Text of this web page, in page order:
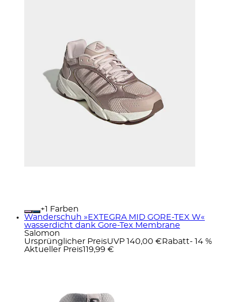
+
Farben
Wanderschuh »EXTEGRA MID GORE-TEX W«
wasserdicht dank Gore-Tex Membrane
Salomon
Ursprünglicher PreisUVP 140,00 € Rabatt- 14 %
Aktueller Preis119,99 €